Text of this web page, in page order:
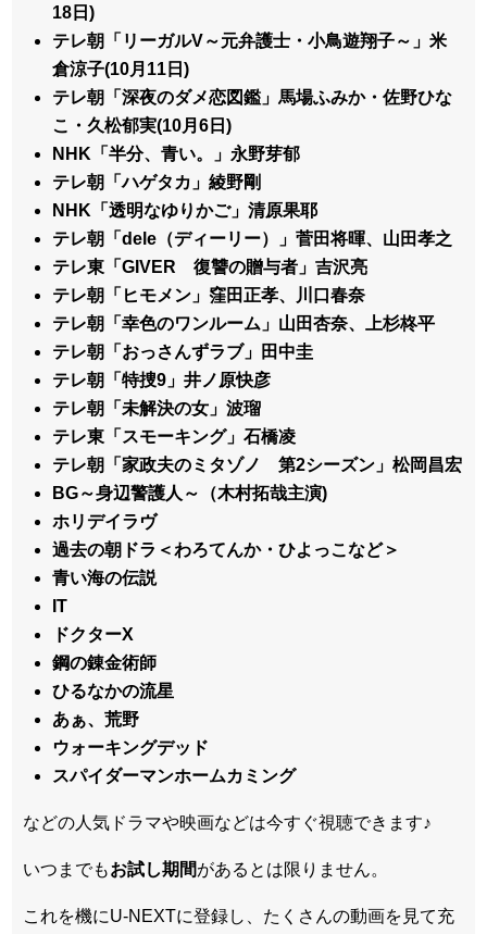
18日)
テレ朝「リーガルV～元弁護士・小鳥遊翔子～」米
倉涼子(10月11日)
テレ朝「深夜のダメ恋図鑑」馬場ふみか・佐野ひな
こ・久松郁実(10月6日)
NHK「半分、青い。」永野芽郁
テレ朝「ハゲタカ」綾野剛
NHK「透明なゆりかご」清原果耶
テレ朝「dele（ディーリー）」菅田将暉、山田孝之
テレ東「GIVER 復讐の贈与者」吉沢亮
テレ朝「ヒモメン」窪田正孝、川口春奈
テレ朝「幸色のワンルーム」山田杏奈、上杉柊平
テレ朝「おっさんずラブ」田中圭
テレ朝「特捜9」井ノ原快彦
テレ朝「未解決の女」波瑠
テレ東「スモーキング」石橋凌
テレ朝「家政夫のミタゾノ 第2シーズン」松岡昌宏
BG～身辺警護人～（木村拓哉主演)
ホリデイラヴ
過去の朝ドラ＜わろてんか・ひよっこなど＞
青い海の伝説
IT
ドクターX
鋼の錬金術師
ひるなかの流星
あぁ、荒野
ウォーキングデッド
スパイダーマンホームカミング
などの人気ドラマや映画などは今すぐ視聴できます♪
いつまでもお試し期間があるとは限りません。
これを機にU-NEXTに登録し、たくさんの動画を見て充